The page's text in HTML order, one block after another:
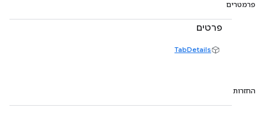
פרמטרים
פרטים
TabDetails
החזרות